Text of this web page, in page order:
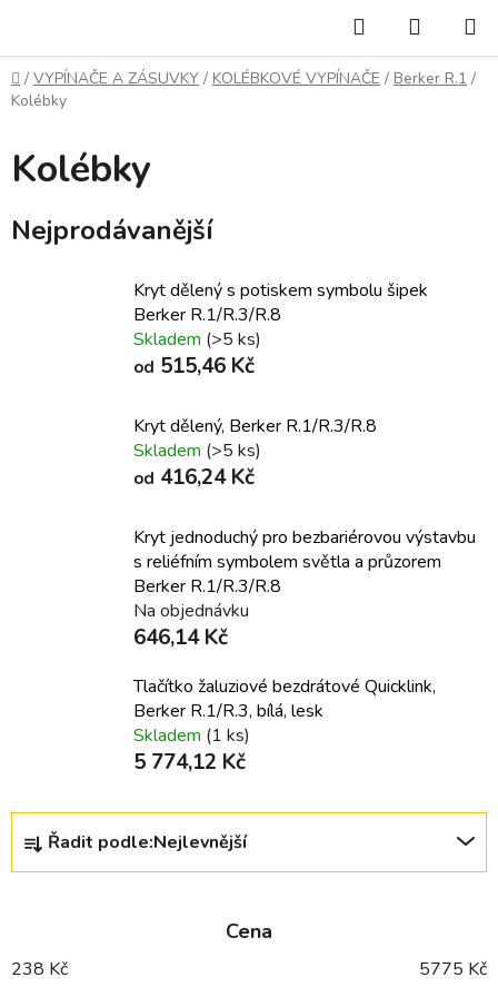
obsah
Hledat
KOŠÍK
Domů
/ VYPÍNAČE A ZÁSUVKY / KOLÉBKOVÉ VYPÍNAČE / Berker R.1 /
Kolébky
Kolébky
Nejprodávanější
Kryt dělený s potiskem symbolu šipek
Berker R.1/R.3/R.8
Skladem (>5 ks)
od 515,46 Kč
Kryt dělený, Berker R.1/R.3/R.8
Skladem (>5 ks)
od 416,24 Kč
Kryt jednoduchý pro bezbariérovou výstavbu
s reliéfním symbolem světla a průzorem
Berker R.1/R.3/R.8
Na objednávku
646,14 Kč
Tlačítko žaluziové bezdrátové Quicklink,
Berker R.1/R.3, bílá, lesk
Skladem (1 ks)
5 774,12 Kč
Ř
z
í
Řadit podle:Nejlevnější
Cena
238 Kč 5775 Kč